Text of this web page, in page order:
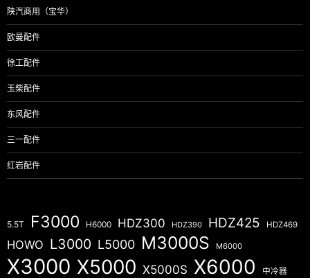
陕汽商用（宝华）
欧曼配件
徐工配件
玉柴配件
东风配件
三一配件
红岩配件
5.5T F3000 H6000 HDZ300 HDZ390 HDZ425 HDZ469
HOWO L3000 L5000 M3000S M6000
X3000 X5000 X5000S X6000 中冷器